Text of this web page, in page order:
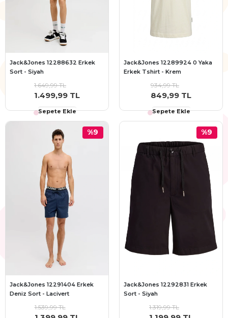
Jack&Jones 12288632 Erkek
Sort - Siyah
1.649,99 TL
1.499,99 TL
Sepete Ekle
Jack&Jones 12289924 0 Yaka
Erkek Tshirt - Krem
934,99 TL
849,99 TL
Sepete Ekle
%9
Jack&Jones 12291404 Erkek
Deniz Sort - Lacivert
1.539,99 TL
%9
Jack&Jones 12292831 Erkek
Sort - Siyah
1.319,99 TL